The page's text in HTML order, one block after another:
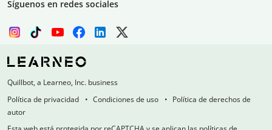
Síguenos en redes sociales
Quillbot, a Learneo, Inc. business
Política de privacidad
Condiciones de uso
Política de derechos de
autor